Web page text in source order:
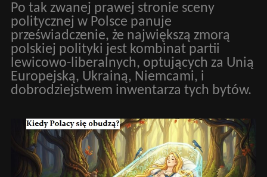
Po tak zwanej prawej stronie sceny
politycznej w Polsce panuje
przeświadczenie, że największą zmorą
polskiej polityki jest kombinat partii
lewicowo-liberalnych, optujących za Unią
Europejską, Ukrainą, Niemcami, i
dobrodziejstwem inwentarza tych bytów.